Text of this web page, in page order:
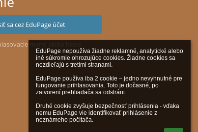
EduPage nepoužíva žiadne reklamné, analytické alebo
iné súkromie ohrozujúce cookies. Žiadne cookies sa
nezdieľajú s tretími stranami.
EduPage používa iba 2 cookie – jedno nevyhnutné pre
fungovanie prihlasovania. Toto je dočasné, po
zatvorení prehliadača sa odstráni.
Druhé cookie zvyšuje bezpečnosť prihlásenia - vďaka
nemu EduPage vie identifikovať prihlásenie z
neznámeho počítača.
sa cez EduPage účet
meno alebo heslo